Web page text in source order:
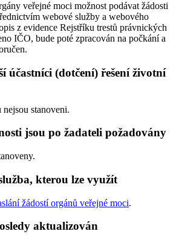
veřejné moci možnost podávat žádosti
webové služby a webového
z evidence Rejstříku trestů právnických
IČO, bude poté zpracován na počkání a
účastníci (dotčení) řešení životní
stanoveni.
jsou po žadateli požadovány
kterou lze využít
žádostí orgánů veřejné moci.
aktualizován